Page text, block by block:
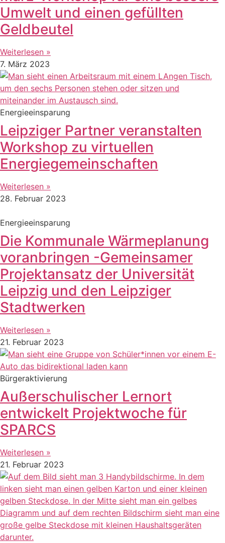
Umwelt und einen gefüllten
Geldbeutel
Weiterlesen »
7. März 2023
Energieeinsparung
Leipziger Partner veranstalten
Workshop zu virtuellen
Energiegemeinschaften
Weiterlesen »
28. Februar 2023
Energieeinsparung
Die Kommunale Wärmeplanung
voranbringen -Gemeinsamer
Projektansatz der Universität
Leipzig und den Leipziger
Stadtwerken
Weiterlesen »
21. Februar 2023
Bürgeraktivierung
Außerschulischer Lernort
entwickelt Projektwoche für
SPARCS
Weiterlesen »
21. Februar 2023